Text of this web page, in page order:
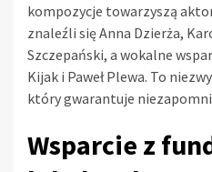
kompozycje towarzyszą
znaleźli się Anna Dzierża,
Szczepański, a wokalne
Kijak i Paweł Plewa. To
który gwarantuje
Wsparcie z